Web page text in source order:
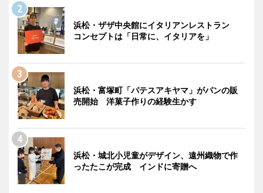
浜松・ザザ中央館にイタリアンレストラン
コンセプトは「日常に、イタリアを」
浜松・富塚町「パテスアキヤマ」がパンの販
売開始 洋菓子作りの経験生かす
浜松・城北小児童がデザイン、遠州織物で作
ったたこが完成 インドに寄贈へ